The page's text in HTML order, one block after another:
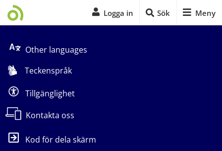
Logga in Sök Meny
Other languages
Teckenspråk
Tillgänglighet
Kontakta oss
Kod för dela skärm